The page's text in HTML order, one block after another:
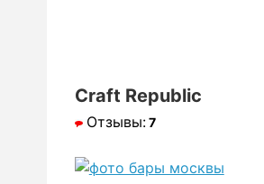
Сraft Republic
Отзывы:7